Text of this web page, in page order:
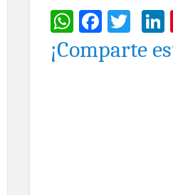
WhatsApp
¡Comparte